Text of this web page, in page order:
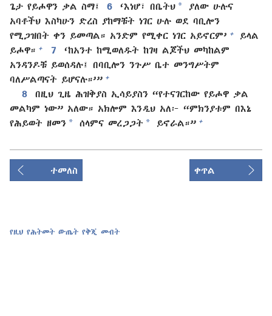
ጌታ የይሖዋን ቃል ስማ፤
6 ‘እነሆ፣ በቤትህ *
ያለው ሁሉና
አባቶችህ እስካሁን ድረስ ያከማቹት ነገር ሁሉ ወደ ባቢሎን
የሚጋዝበት ቀን ይመጣል። አንድም የሚቀር ነገር አይኖርም’ +
ይላል
ይሖዋ። + 7
‘ከአንተ ከሚወለዱት ከገዛ ልጆችህ መካከልም
አንዳንዶቹ ይወሰዳሉ፤ በባቢሎን ንጉሥ ቤተ መንግሥትም
ባለሥልጣናት ይሆናሉ።’” +
8
በዚህ ጊዜ ሕዝቅያስ ኢሳይያስን “የተናገርከው የይሖዋ ቃል
መልካም ነው” አለው። አክሎም እንዲህ አለ፦ “ምክንያቱም በእኔ
የሕይወት ዘመን * ሰላምና መረጋጋት * ይኖራል።” +
ተመለስ ቀጥል
የዚህ የሕትመት ውጤት የቅጂ መብት